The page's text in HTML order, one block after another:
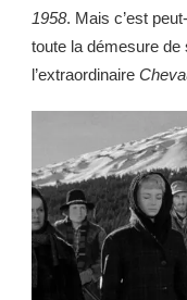
1958. Mais c’est
toute la démesure de
l’extraordinaire